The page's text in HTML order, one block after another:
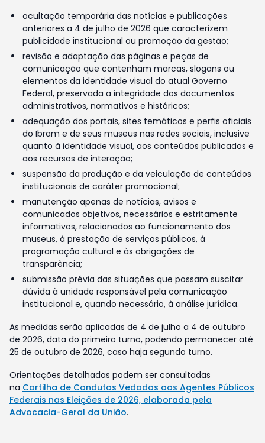
ocultação temporária das notícias e publicações
anteriores a 4 de julho de 2026 que caracterizem
publicidade institucional ou promoção da gestão;
revisão e adaptação das páginas e peças de
comunicação que contenham marcas, slogans ou
elementos da identidade visual do atual Governo
Federal, preservada a integridade dos documentos
administrativos, normativos e históricos;
adequação dos portais, sites temáticos e perfis oficiais
do Ibram e de seus museus nas redes sociais, inclusive
quanto à identidade visual, aos conteúdos publicados e
aos recursos de interação;
suspensão da produção e da veiculação de conteúdos
institucionais de caráter promocional;
manutenção apenas de notícias, avisos e
comunicados objetivos, necessários e estritamente
informativos, relacionados ao funcionamento dos
museus, à prestação de serviços públicos, à
programação cultural e às obrigações de
transparência;
submissão prévia das situações que possam suscitar
dúvida à unidade responsável pela comunicação
institucional e, quando necessário, à análise jurídica.
As medidas serão aplicadas de 4 de julho a 4 de outubro
de 2026, data do primeiro turno, podendo permanecer até
25 de outubro de 2026, caso haja segundo turno.
Orientações detalhadas podem ser consultadas
na Cartilha de Condutas Vedadas aos Agentes Públicos
Federais nas Eleições de 2026, elaborada pela
Advocacia-Geral da União.